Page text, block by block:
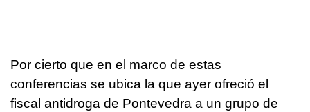
Por cierto que en el marco de estas
conferencias se ubica la que ayer ofreció el
fiscal antidroga de Pontevedra a un grupo de